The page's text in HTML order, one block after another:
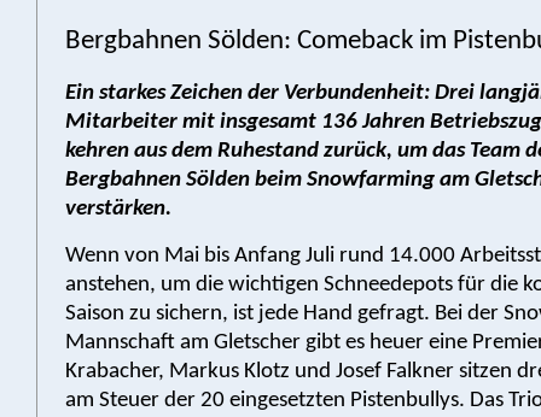
Bergbahnen Sölden: Comeback im
Ein starkes Zeichen der Verbundenheit: Drei
Mitarbeiter mit insgesamt 136 Jahren
kehren aus dem Ruhestand zurück, um das Team
Bergbahnen Sölden beim Snowfarming am
verstärken.
Wenn von Mai bis Anfang Juli rund 14.000
anstehen, um die wichtigen Schneedepots für die
Saison zu sichern, ist jede Hand gefragt. Bei der
Mannschaft am Gletscher gibt es heuer eine
Krabacher, Markus Klotz und Josef Falkner sitzen
am Steuer der 20 eingesetzten Pistenbullys. Das